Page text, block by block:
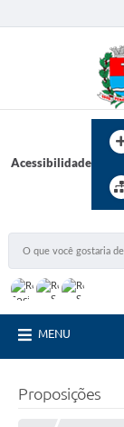
Acessibilidade
MENU
Proposições